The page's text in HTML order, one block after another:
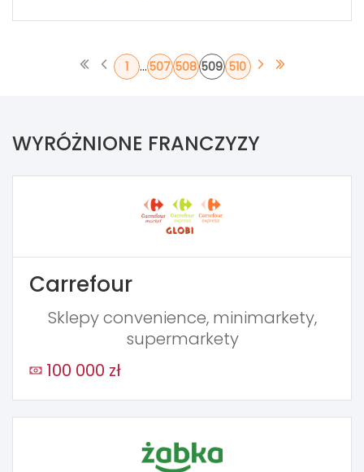
1 ...507 508 509 510
WYRÓŻNIONE FRANCZYZY
Carrefour
Sklepy convenience, minimarkety,
supermarkety
100 000 zł